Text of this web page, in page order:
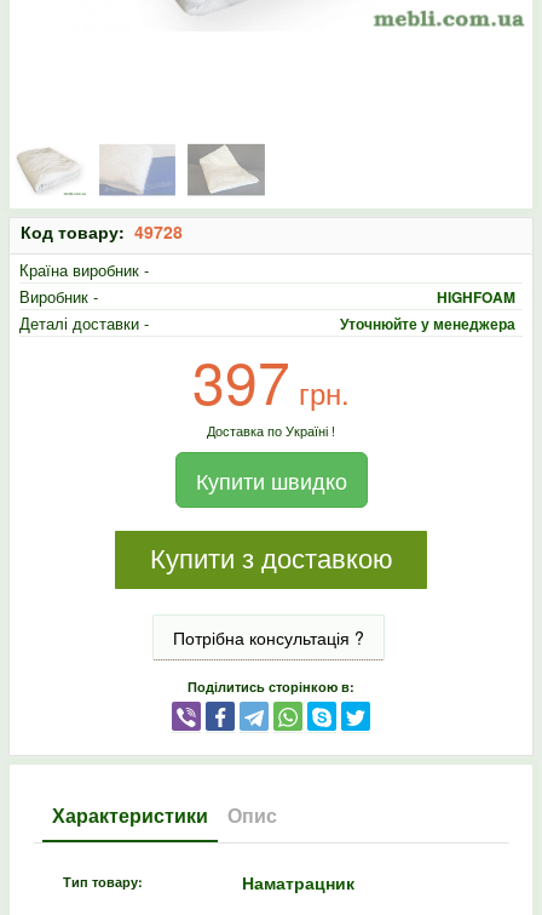
Код товару: 49728
Країна виробник -
Виробник -
HIGHFOAM
Деталі доставки - Уточнюйте у менеджера
397 грн.
Доставка по Україні !
Купити швидко
Купити з доставкою
Потрібна консультація ?
Поділитись сторінкою в:
Характеристики Опис
Тип товару: Наматрацник